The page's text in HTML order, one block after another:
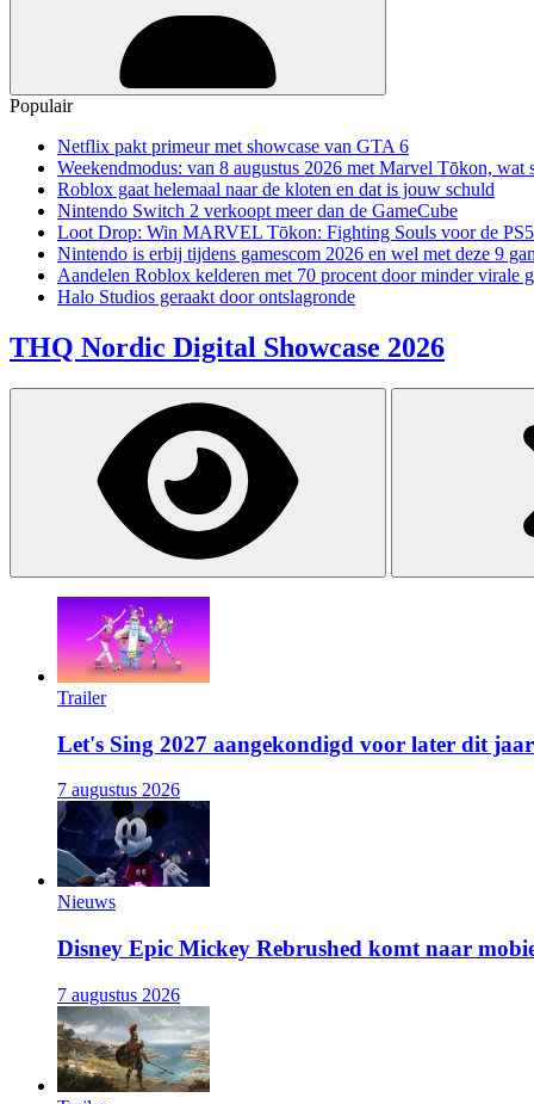
Populair
Netflix pakt primeur met showcase van GTA 6
Weekendmodus: van 8 augustus 2026 met Marvel Tōkon, wat
Roblox gaat helemaal naar de kloten en dat is jouw schuld
Nintendo Switch 2 verkoopt meer dan de GameCube
Loot Drop: Win MARVEL Tōkon: Fighting Souls voor de PS5
Nintendo is erbij tijdens gamescom 2026 en wel met deze 9
Aandelen Roblox kelderen met 70 procent door minder virale
Halo Studios geraakt door ontslagronde
THQ Nordic Digital Showcase 2026
Trailer
Let's Sing 2027 aangekondigd voor later dit jaar
7 augustus 2026
Nieuws
Disney Epic Mickey Rebrushed komt naar
7 augustus 2026